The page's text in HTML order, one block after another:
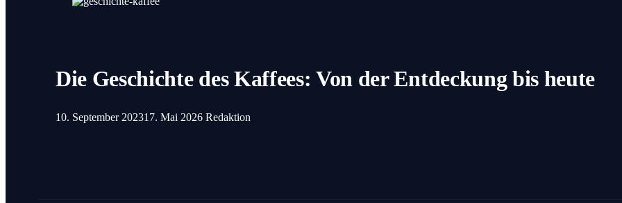
Die Geschichte des Kaffees: Von der Entdeckung bis heute
10. September 202317. Mai 2026 Redaktion